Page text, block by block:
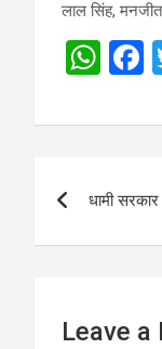
लाल सिंह,
W
at
A
F
o
धामी
Leave a